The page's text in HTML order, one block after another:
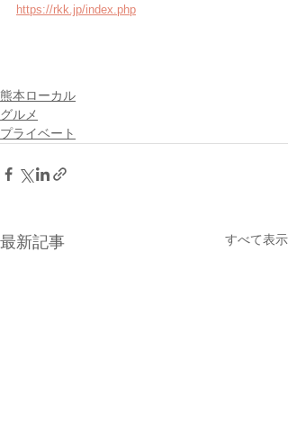
https://rkk.jp/index.php
熊本ローカル
グルメ
プライベート
最新記事 すべて表示